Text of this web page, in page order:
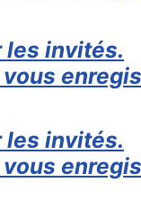
les invités.
les invités.